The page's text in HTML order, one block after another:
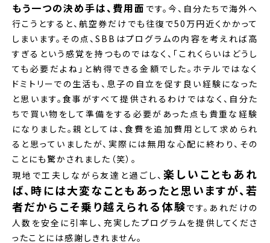
もう一つの決め手は、費用面 です。今、自分たちで海外へ
行こうとすると、航空券だけでも往復で50万円近くかかって
しまいます。その点、SBBはプログラムの内容を考えれば高
すぎるという感覚を持つものではなく、「これくらいはどうし
ても必要だよね」と納得できる金額でした。ホテルではなく
ドミトリーでの生活も、息子の自立を促す良い経験になった
と思います。食事がすべて提供されるわけではなく、自分た
ちで買い物をして準備をする必要があった点も貴重な経験
になりました。親としては、食費を追加費用として求められ
ると思っていましたが、実際には無用な心配に終わり、その
ことにも驚かされました（笑）。
現地で工夫しながら友達と過ごし、楽しいこともあれ
ば、時には大変なこともあったと思いますが、若
者だからこそ乗り越えられる体験です。あれだけの
人数を安全に引率し、充実したプログラムを提供してくださ
ったことには感謝しきれません。